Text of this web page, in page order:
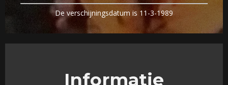
De verschijningsdatum is 11-3-1989
Informatie